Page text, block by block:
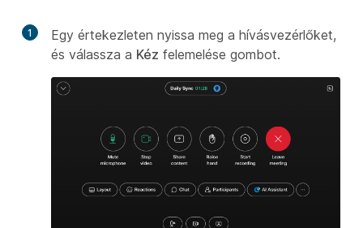
1
Egy értekezleten nyissa meg a hívásvezérlőket,
és válassza a Kéz felemelése gombot.